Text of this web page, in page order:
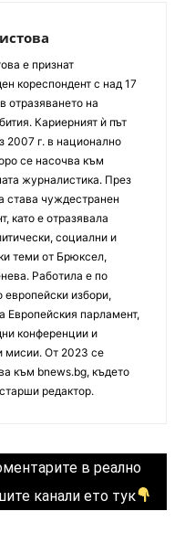
е признат
кореспондент с над 17
отразяването на
Кариерният ѝ път
2007 г. в национално
се насочва към
журналистика. През
става чуждестранен
като е отразявала
социални и
теми от Брюксел,
Работила е по
европейски избори,
Европейския парламент,
конференции и
мисии. От 2023 се
към bnews.bg, където
редактор.
в реално
канали ето тук